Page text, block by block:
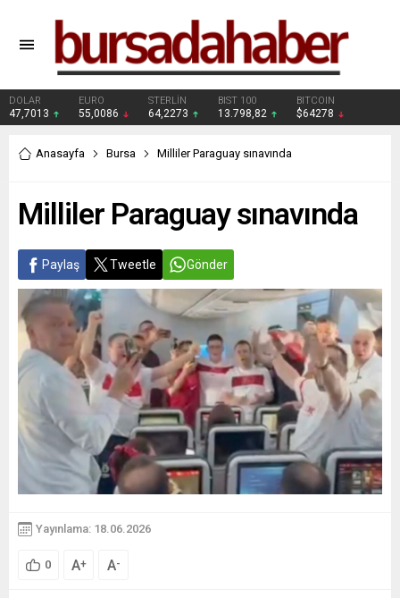
DOLAR
47,7013
EURO
55,0086
STERLİN
64,2273
BIST 100
13.798,82
BITCOIN
$64278
Anasayfa Bursa Milliler Paraguay sınavında
Milliler Paraguay sınavında
Paylaş Tweetle Gönder
Yayınlama: 18.06.2026
0 A+ A-